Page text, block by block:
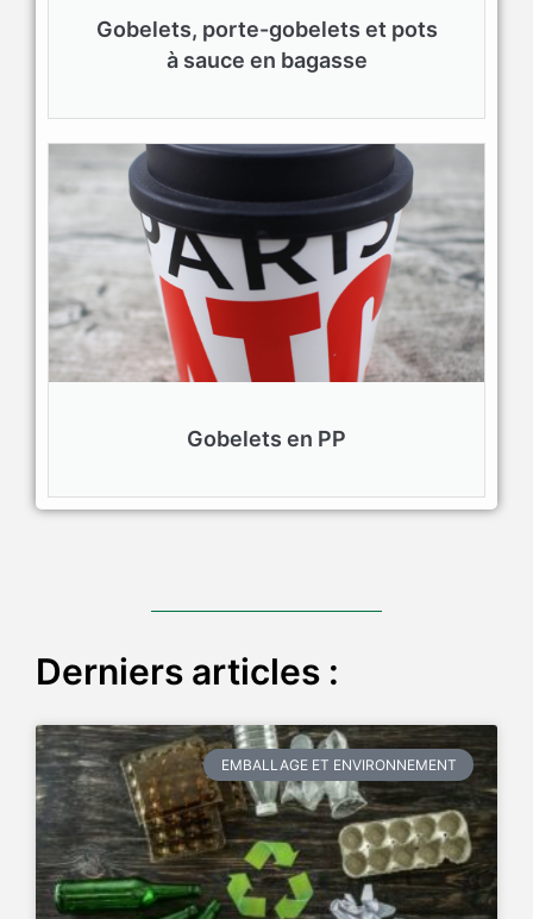
Gobelets, porte-gobelets et pots
à sauce en bagasse
Gobelets en PP
Derniers articles :
EMBALLAGE ET ENVIRONNEMENT